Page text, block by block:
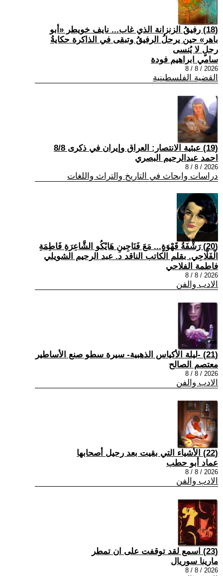
(18) رفيقُ الزنزانة الذي غاب... نايف خويطر «أبو
باهر» حين يرحلُ الرفيقُ وتبقى في الذاكرة حكايةُ
رجلٍ لا يُنسى
سامي ابراهيم فودة
2026 / 8 / 8
القضية الفلسطينية
(19) عبثية الانتصار: العراق وإيران في ذكرى 8/8
احمد عبدالرحيم البصري
2026 / 8 / 8
دراسات وابحاث في التاريخ والتراث واللغات
(20) رَشْفَةُ قَهْوَةٍ... مَعَ فَنَاجِينِ هَايْكُو الشَّاعِرَةِ فَاطِمَةِ
الْفَلَّاحِي. بقلم الكاتب الناقد د. عبد الرحيم الشويلي
فاطمة الفلاحي
2026 / 8 / 8
الادب والفن
(21) -ليلة الأكياس الذهبية- سيرة سطو صنع الأساطير
معتصم الصالح
2026 / 8 / 8
الادب والفن
(22) الأشياء التي بقيت بعد رحيل أصحابها
عماد أبو حطب
2026 / 8 / 8
الادب والفن
(23) اسمع لقد توقفت على ان تمطر
مارينا سوريال
2026 / 8 / 8